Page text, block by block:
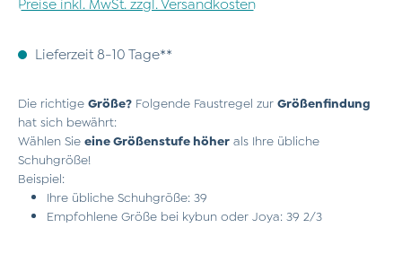
Lieferzeit 8-10 Tage**
Die richtige Größe? Folgende Faustregel zur Größenfindung
hat sich bewährt:
Wählen Sie eine Größenstufe höher als Ihre übliche
Schuhgröße!
Beispiel:
Ihre übliche Schuhgröße: 39
Empfohlene Größe bei kybun oder Joya: 39 2/3